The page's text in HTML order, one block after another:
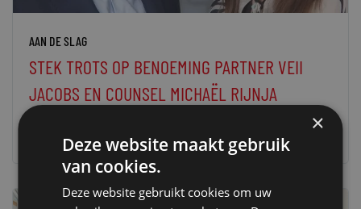
AAN DE SLAG
STEK TROTS OP BENOEMING PARTNER VEII
JACOBS EN COUNSEL MICHAËL RIJNJA
×
Deze website maakt gebruik
van cookies.
Deze website gebruikt cookies om uw